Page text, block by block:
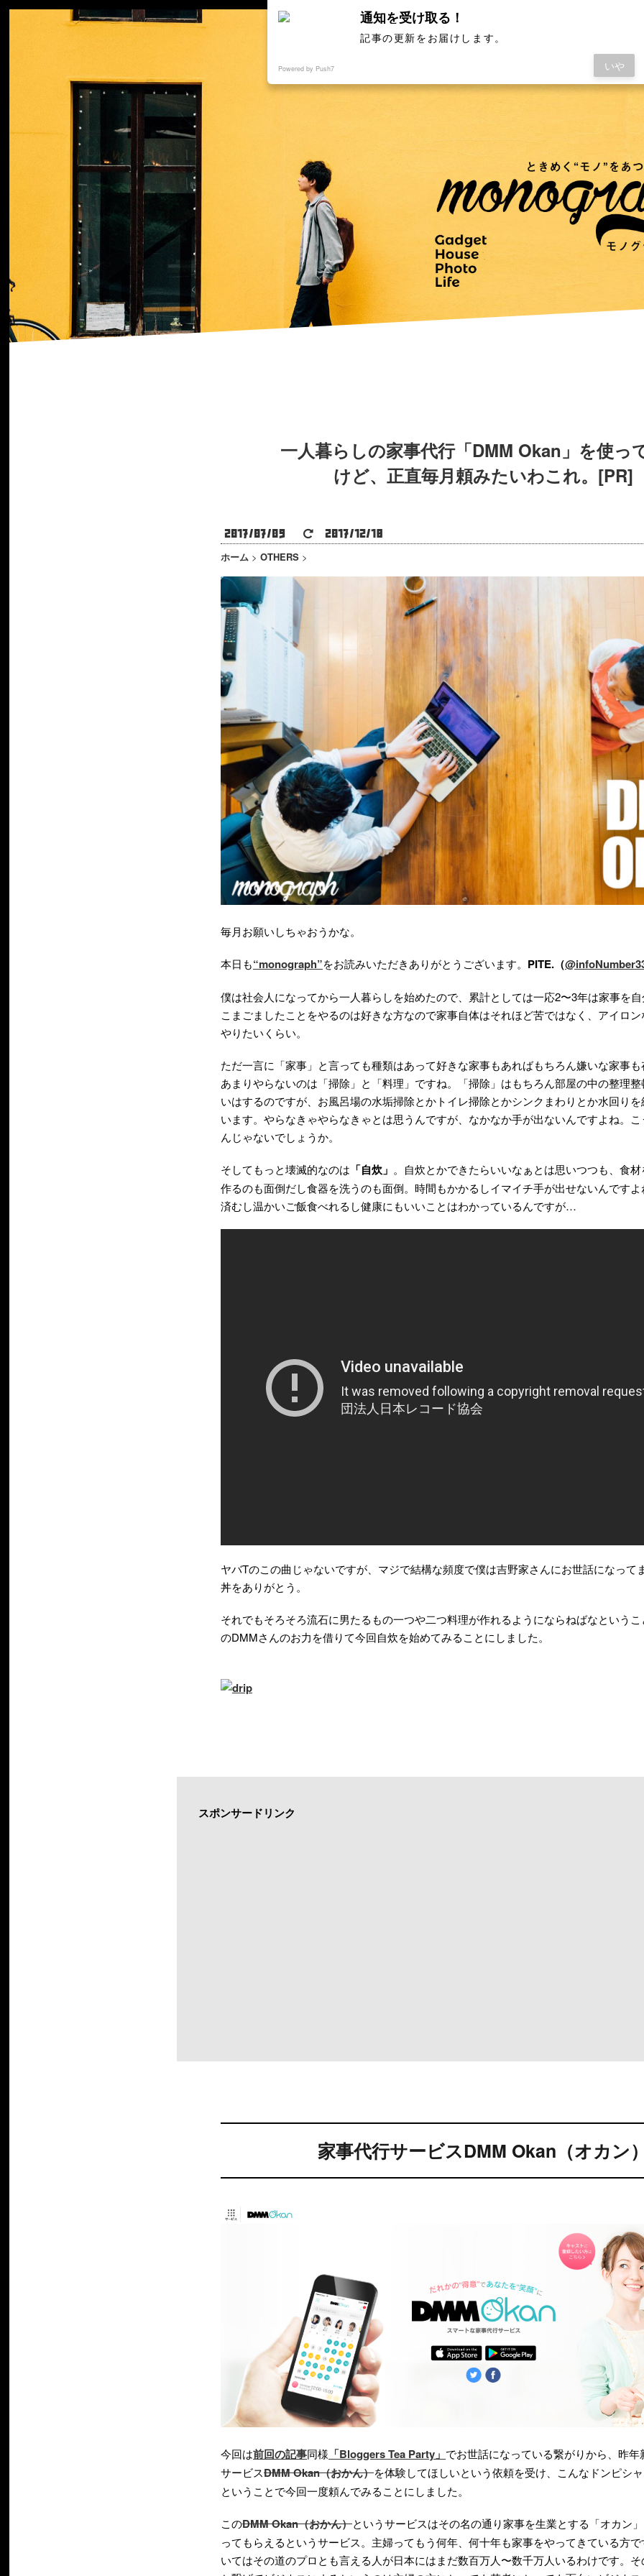
一人暮らしの家事代行「DMM Okan」を使っ
けど、正直毎月頼みたいわこれ。[PR]
2017/07/09 2017/12/18
ホーム > OTHERS >
毎月お願いしちゃおうかな。
本日も“monograph”をお読みいただきありがとうございます。 PITE.（
僕は社会人になってから一人暮らしを始めたので、累計としては一応2〜3年は家事を
こまごましたことをやるのは好きな方なので家事自体はそれほど苦ではなく、アイロ
やりたいくらい。
ただ一言に「家事」と言っても種類はあって好きな家事もあればもちろん嫌いな家事
あまりやらないのは「掃除」と「料理」ですね。「掃除」はもちろん部屋の中の整理
いはするのですが、お風呂場の水垢掃除とかトイレ掃除とかシンクまわりとか水回り
います。やらなきゃやらなきゃとは思うんですが、なかなか手が出ないんですよね。
んじゃないでしょうか。
そしてもっと壊滅的なのは 「自炊」 。自炊とかできたらいいなぁとは思いつつも、食
作るのも面倒だし食器を洗うのも面倒。時間もかかるしイマイチ手が出せないんです
済むし温かいご飯食べれるし健康にもいいことはわかっているんですが…
ヤバTのこの曲じゃないですが、マジで結構な頻度で僕は吉野家さんにお世話になって
丼をありがとう。
それでもそろそろ流石に男たるもの一つや二つ料理が作れるようにならねばなという
のDMMさんのお力を借りて今回自炊を始めてみることにしました。
スポンサードリンク
家事代行サービスDMM Okan（オカン
今回は前回の記事同様 「Bloggers Tea Party」 でお世話になっている繋がりから、昨
サービスDMM Okan（おかん）を体験してほしいという依頼を受け、こんなドンピシ
ということで今回一度頼んでみることにしました。
このDMM Okan（おかん）というサービスはその名の通り家事を生業とする「オカン
ってもらえるというサービス。主婦ってもう何年、何十年も家事をやってきている方
いてはその道のプロとも言える人が日本にはまだ数百万人〜数千万人いるわけです。
通知を受け取る！
記事の更新をお届けします。
Powered by Push7 いや